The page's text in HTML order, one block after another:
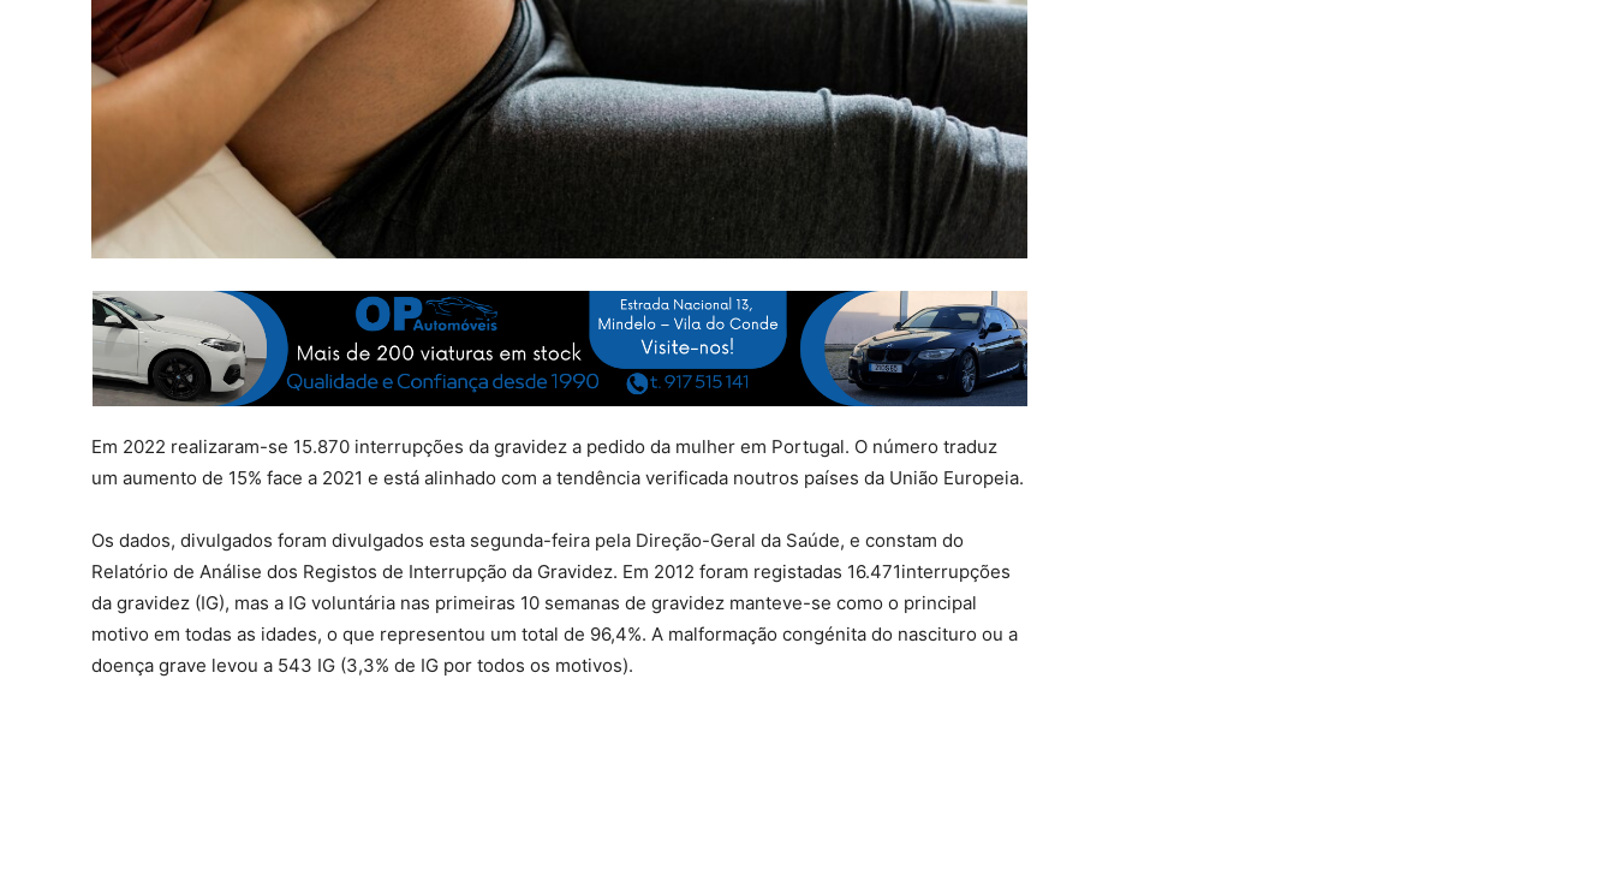
Em 2022 realizaram-se 15.870 interrupções da gravidez a pedido da mulher em Portugal. O número traduz
um aumento de 15% face a 2021 e está alinhado com a tendência verificada noutros países da União Europeia.
Os dados, divulgados foram divulgados esta segunda-feira pela Direção-Geral da Saúde, e constam do
Relatório de Análise dos Registos de Interrupção da Gravidez. Em 2012 foram registadas 16.471interrupções
da gravidez (IG), mas a IG voluntária nas primeiras 10 semanas de gravidez manteve-se como o principal
motivo em todas as idades, o que representou um total de 96,4%. A malformação congénita do nascituro ou a
doença grave levou a 543 IG (3,3% de IG por todos os motivos).